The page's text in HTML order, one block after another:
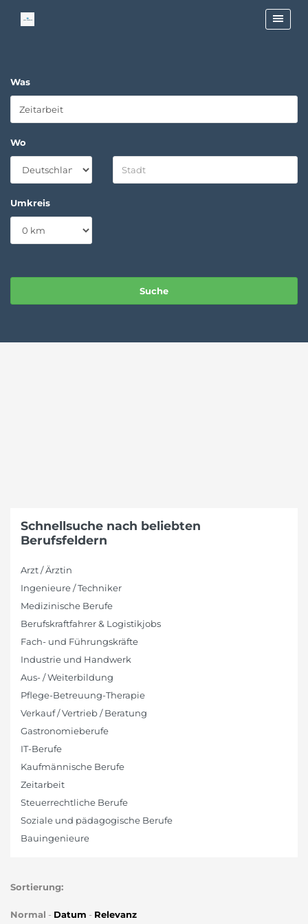
Was
Wo
Umkreis
Schnellsuche nach beliebten
Berufsfeldern
Arzt / Ärztin
Ingenieure / Techniker
Medizinische Berufe
Berufskraftfahrer & Logistikjobs
Fach- und Führungskräfte
Industrie und Handwerk
Aus- / Weiterbildung
Pflege-Betreuung-Therapie
Verkauf / Vertrieb / Beratung
Gastronomieberufe
IT-Berufe
Kaufmännische Berufe
Zeitarbeit
Steuerrechtliche Berufe
Soziale und pädagogische Berufe
Bauingenieure
Sortierung:
Normal - Datum - Relevanz